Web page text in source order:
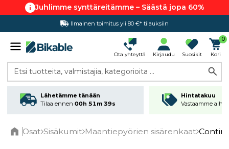
Juhlimme synttäreitämme – Säästä jopa 60%
Ilmainen toimitus yli 80 €* tilauksiin
Hintatakuu
Ota yhteyttä Kirjaudu Suosikit
0
Kori
Etsi tuotteita, valmistajia, kategorioita ...
Lähetämme tänään
Tilaa ennen 00h 51m 39s
Hintatakuu
Vastaamme
Osat Sisäkumit Maantiepyörien sisärenkaat